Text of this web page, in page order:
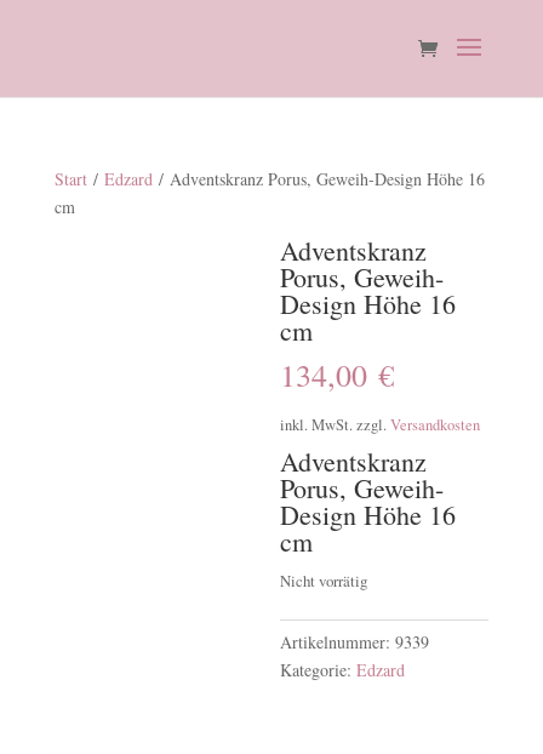
Start/ Edzard/ Adventskranz Porus, Geweih-Design Höhe 16
cm
Adventskranz
Porus, Geweih-
Design Höhe 16
cm
134,00€
inkl. MwSt. zzgl.Versandkosten
Adventskranz
Porus, Geweih-
Design Höhe 16
cm
Nicht vorrätig
Artikelnummer:9339
Kategorie:Edzard